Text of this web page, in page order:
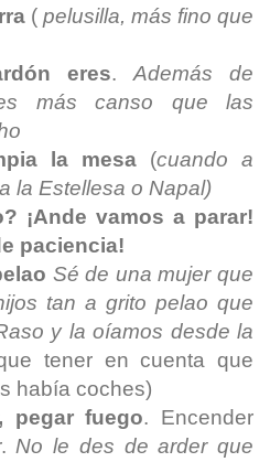
( pelusilla, más fino que
eres. Además de
más canso que las
la mesa (cuando a
la Estellesa o Napal)
¡Ande vamos a parar!
paciencia!
Sé de una mujer que
tan a grito pelao que
y la oíamos desde la
tener en cuenta que
había coches)
pegar fuego. Encender
No le des de arder que